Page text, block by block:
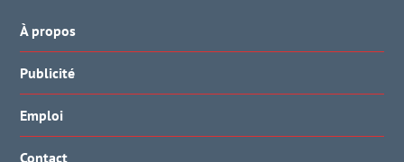
À propos
Publicité
Emploi
Contact